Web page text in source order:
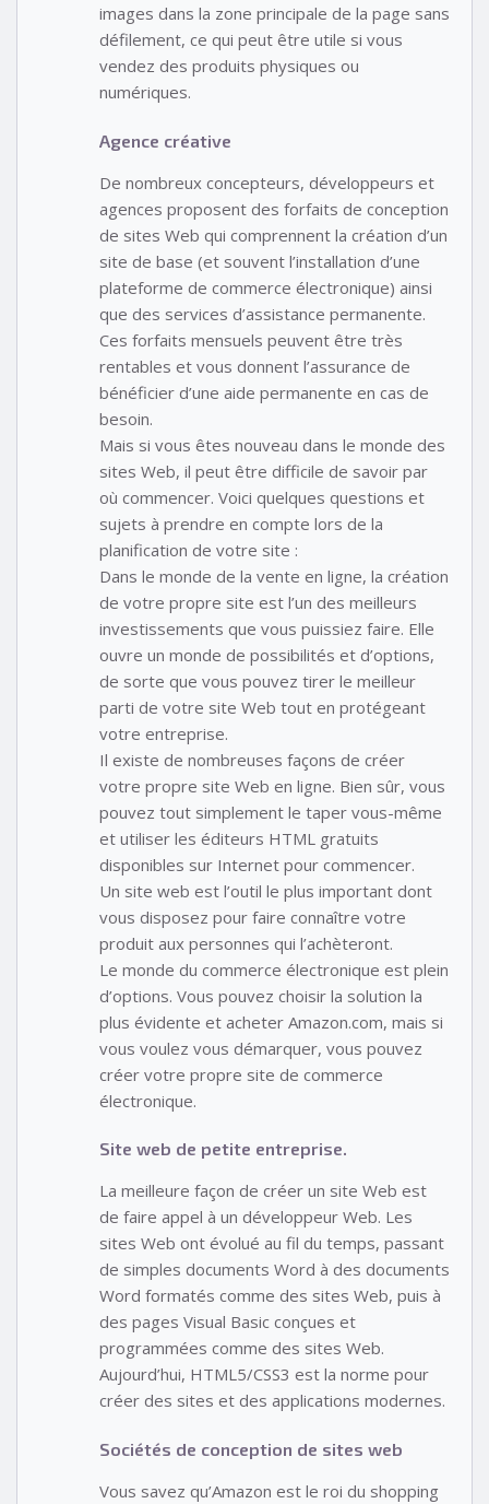
images dans la zone principale de la page sans
défilement, ce qui peut être utile si vous
vendez des produits physiques ou
numériques.
Agence créative
De nombreux concepteurs, développeurs et
agences proposent des forfaits de conception
de sites Web qui comprennent la création d’un
site de base (et souvent l’installation d’une
plateforme de commerce électronique) ainsi
que des services d’assistance permanente.
Ces forfaits mensuels peuvent être très
rentables et vous donnent l’assurance de
bénéficier d’une aide permanente en cas de
besoin.
Mais si vous êtes nouveau dans le monde des
sites Web, il peut être difficile de savoir par
où commencer. Voici quelques questions et
sujets à prendre en compte lors de la
planification de votre site :
Dans le monde de la vente en ligne, la création
de votre propre site est l’un des meilleurs
investissements que vous puissiez faire. Elle
ouvre un monde de possibilités et d’options,
de sorte que vous pouvez tirer le meilleur
parti de votre site Web tout en protégeant
votre entreprise.
Il existe de nombreuses façons de créer
votre propre site Web en ligne. Bien sûr, vous
pouvez tout simplement le taper vous-même
et utiliser les éditeurs HTML gratuits
disponibles sur Internet pour commencer.
Un site web est l’outil le plus important dont
vous disposez pour faire connaître votre
produit aux personnes qui l’achèteront.
Le monde du commerce électronique est plein
d’options. Vous pouvez choisir la solution la
plus évidente et acheter Amazon.com, mais si
vous voulez vous démarquer, vous pouvez
créer votre propre site de commerce
électronique.
Site web de petite entreprise.
La meilleure façon de créer un site Web est
de faire appel à un développeur Web. Les
sites Web ont évolué au fil du temps, passant
de simples documents Word à des documents
Word formatés comme des sites Web, puis à
des pages Visual Basic conçues et
programmées comme des sites Web.
Aujourd’hui, HTML5/CSS3 est la norme pour
créer des sites et des applications modernes.
Sociétés de conception de sites web
Vous savez qu’Amazon est le roi du shopping